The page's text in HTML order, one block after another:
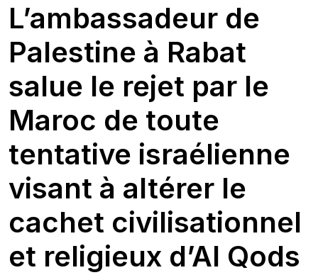
L’ambassadeur de
Palestine à Rabat
salue le rejet par le
Maroc de toute
tentative israélienne
visant à altérer le
cachet civilisationnel
et religieux d’Al Qods